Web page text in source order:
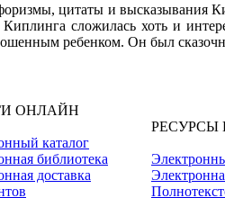
цитаты и высказывания
Киплинга сложилась хоть и
ребенком. Он был
ОНЛАЙН
каталог
библиотека
доставка
РЕСУРСЫ